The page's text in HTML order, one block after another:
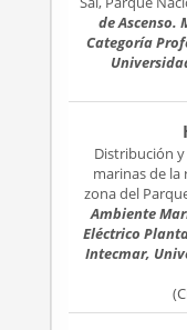
de Ascenso.
Categoría
Distribución
marinas de la
zona del
Ambiente
Eléctrico
Intecmar,